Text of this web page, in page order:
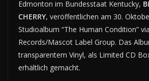
Edmonton im Bundesstaat Kentucky,
CHERRY, veröffentlichen am 30.
Studioalbum “The Human Condition”
Records/Mascot Label Group. Das
transparentem Vinyl, als Limited CD
erhältlich gemacht.